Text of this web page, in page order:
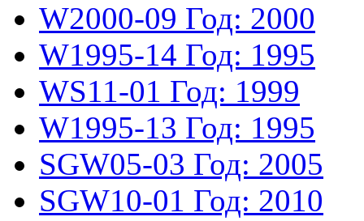
W2000-09 Год: 2000
W1995-14 Год: 1995
WS11-01 Год: 1999
W1995-13 Год: 1995
SGW05-03 Год: 2005
SGW10-01 Год: 2010